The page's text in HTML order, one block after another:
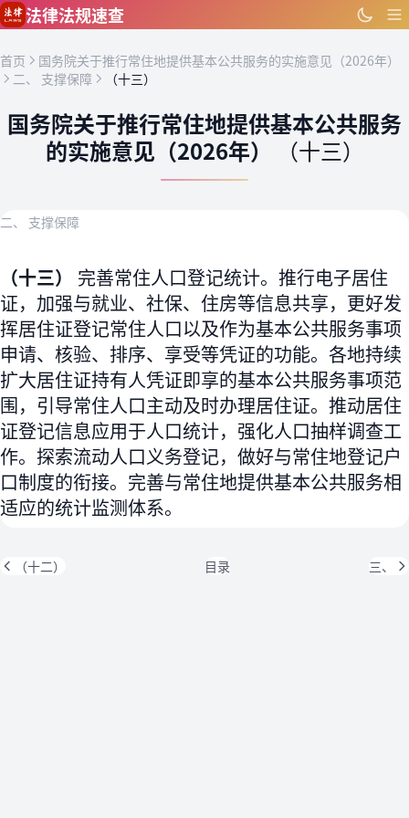
跳到主要内容
法律法规速查
首页
国务院关于推行常住地提供基本公共服务的实施意见（2026年）
二、 支撑保障
（十三）
国务院关于推行常住地提供基本公共服务
的实施意见（2026年）
（十三）
二、 支撑保障
（十三） 完善常住人口登记统计。推行电子居住
证，加强与就业、社保、住房等信息共享，更好发
挥居住证登记常住人口以及作为基本公共服务事项
申请、核验、排序、享受等凭证的功能。各地持续
扩大居住证持有人凭证即享的基本公共服务事项范
围，引导常住人口主动及时办理居住证。推动居住
证登记信息应用于人口统计，强化人口抽样调查工
作。探索流动人口义务登记，做好与常住地登记户
口制度的衔接。完善与常住地提供基本公共服务相
适应的统计监测体系。
（十二） 目录 三、